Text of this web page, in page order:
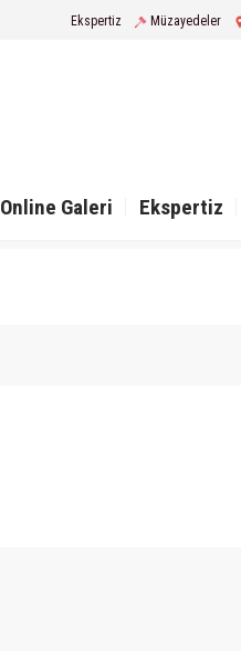
Ekspertiz Müzayedeler
Online Galeri Ekspertiz